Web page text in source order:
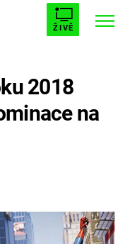
ŽIVĚ
5
2018
na